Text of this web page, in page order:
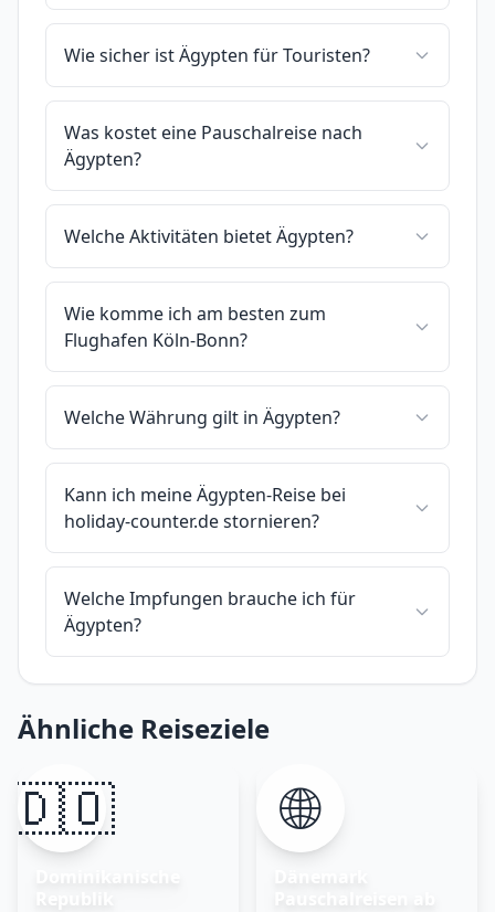
Wie sicher ist Ägypten für Touristen?
Was kostet eine Pauschalreise nach
Ägypten?
Welche Aktivitäten bietet Ägypten?
Wie komme ich am besten zum
Flughafen Köln-Bonn?
Welche Währung gilt in Ägypten?
Kann ich meine Ägypten-Reise bei
holiday-counter.de stornieren?
Welche Impfungen brauche ich für
Ägypten?
Ähnliche Reiseziele
🇩🇴 🌐